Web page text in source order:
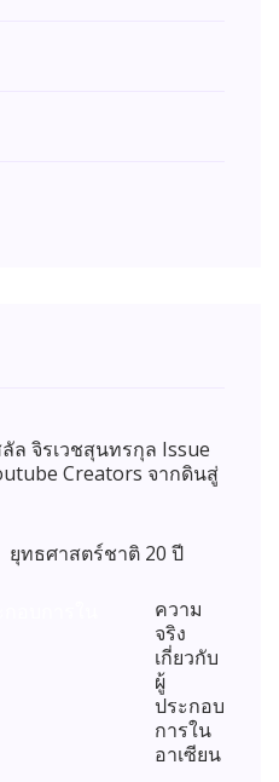
ล จิรเวชสุนทรกุล Issue
Creators จากดินสู่
ยุทธศาสตร์ชาติ 20 ปี
ความ
จริง
เกี่ยวกับ
ผู้
ประกอบ
การใน
อาเซียน